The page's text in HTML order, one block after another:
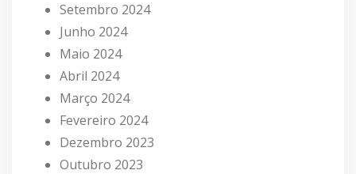
Setembro 2024
Junho 2024
Maio 2024
Abril 2024
Março 2024
Fevereiro 2024
Dezembro 2023
Outubro 2023